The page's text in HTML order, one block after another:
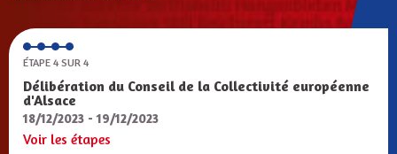
ÉTAPE 4 SUR 4
Délibération du Conseil de la Collectivité européenne
d'Alsace
18/12/2023 - 19/12/2023
Voir les étapes